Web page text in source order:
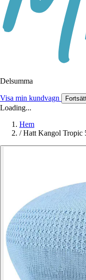
Delsumma
Visa min kundvagn
Loading...
Hem
/ Hatt Kangol Tropic